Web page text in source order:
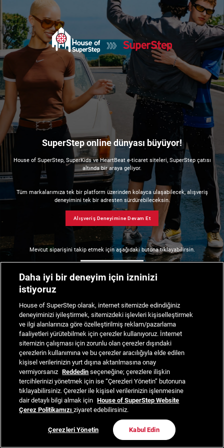
SuperStep online dünyası büyüyor!
House of SuperStep, SuperKids ve HeartBeat e-ticaret siteleri, SuperStep çatısı
altında bir araya geliyor.
Tüm markalarımıza tek bir platform üzerinden kolayca ulaşabilecek, alışveriş
deneyimini tek bir adresten sürdürebileceksin.
Alışveriş Deneyimine Devam Et
Mevcut siparişini takip etmek için aşağıdaki butona tıklayabilirsin.
Daha iyi bir deneyim için izninizi
istiyoruz
House of SuperStep olarak, internet sitemizde edindiğiniz
deneyiminizi iyileştirmek, sitemizdeki işlevleri kişiselleştirmek
ve ilgi alanlarınıza göre özelleştirilmiş reklam/pazarlama
faaliyetleri yürütebilmek için çerezler kullanıyoruz. İnternet
sitemizin çalışması için zorunlu olan çerezler dışındaki
çerezlerin kullanımına ve bu çerezler aracılığıyla elde edilen
kişisel verilerinizin yurt dışına aktarılmasına onay
vermiyorsanız Reddedin seçeneğine; çerezlere ilişkin
tercihlerinizi yönetmek için ise “Çerezleri Yönetin” butonuna
tıklayabilirsiniz. Çerezler ile kişisel verilerinizin işlenmesine
dair detaylı bilgi almak için House of SuperStep Website
Çerez Politikamızıziyaret edebilirsiniz.
Çerezleri Yönetin Kabul Edin